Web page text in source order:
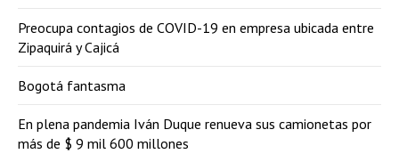
Preocupa contagios de COVID-19 en empresa ubicada entre
Zipaquirá y Cajicá
Bogotá fantasma
En plena pandemia Iván Duque renueva sus camionetas por
más de $ 9 mil 600 millones